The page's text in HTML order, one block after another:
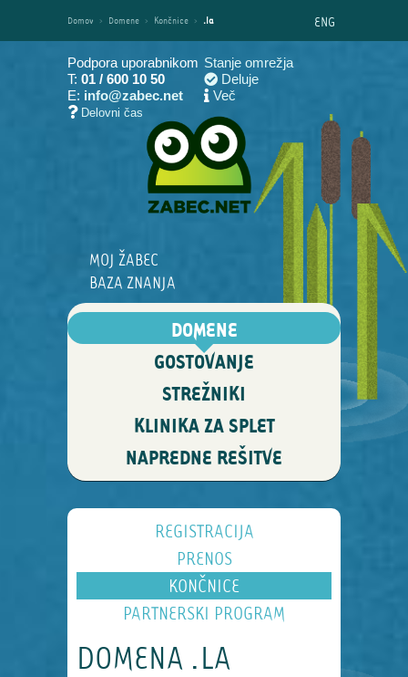
Domov › Domene › Končnice › .la ENG
Podpora uporabnikom
T: 01 / 600 10 50
E: info@zabec.net
Delovni čas
Stanje omrežja
Deluje
Več
MOJ ŽABEC
BAZA ZNANJA
DOMENE
GOSTOVANJE
STREŽNIKI
KLINIKA ZA SPLET
NAPREDNE REŠITVE
REGISTRACIJA
PRENOS
KONČNICE
PARTNERSKI PROGRAM
DOMENA .LA